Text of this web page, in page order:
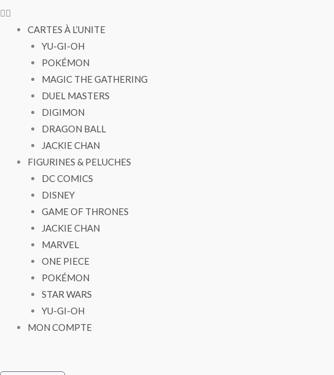
CARTES À L’UNITE
YU-GI-OH
POKÉMON
MAGIC THE GATHERING
DUEL MASTERS
DIGIMON
DRAGON BALL
JACKIE CHAN
FIGURINES & PELUCHES
DC COMICS
DISNEY
GAME OF THRONES
JACKIE CHAN
MARVEL
ONE PIECE
POKÉMON
STAR WARS
YU-GI-OH
MON COMPTE